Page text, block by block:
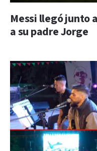
Messi llegó junto
a su padre Jorge